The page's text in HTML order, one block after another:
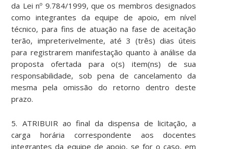
da Lei nº 9.784/1999, que os membros designados
como integrantes da equipe de apoio, em nível
técnico, para fins de atuação na fase de aceitação
terão, impreterivelmente, até 3 (três) dias úteis
para registrarem manifestação quanto à análise da
proposta ofertada para o(s) item(ns) de sua
responsabilidade, sob pena de cancelamento da
mesma pela omissão do retorno dentro deste
prazo.
5. ATRIBUIR ao final da dispensa de licitação, a
carga horária correspondente aos docentes
integrantes da equipe de apoio, se for o caso, em